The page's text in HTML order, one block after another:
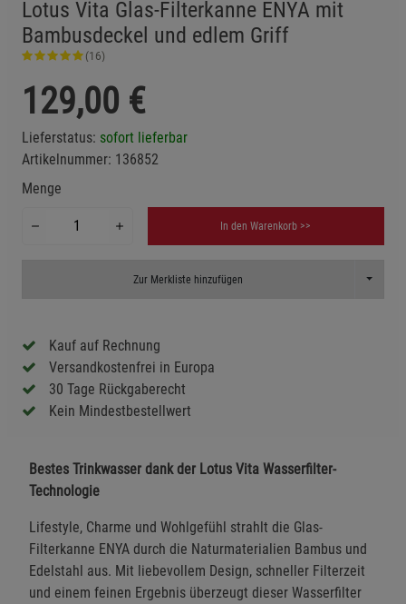
Lotus Vita Glas-Filterkanne ENYA mit
Bambusdeckel und edlem Griff
(16)
129,00 €
Lieferstatus: sofort lieferbar
Artikelnummer: 136852
Menge
In den Warenkorb >>
Zur Merkliste hinzufügen Toggle
Kauf auf Rechnung
Versandkostenfrei in Europa
30 Tage Rückgaberecht
Kein Mindestbestellwert
Bestes Trinkwasser dank der Lotus Vita Wasserfilter-
Technologie
Lifestyle, Charme und Wohlgefühl strahlt die Glas-
Filterkanne ENYA durch die Naturmaterialien Bambus und
Edelstahl aus. Mit liebevollem Design, schneller Filterzeit
und einem feinen Ergebnis überzeugt dieser Wasserfilter